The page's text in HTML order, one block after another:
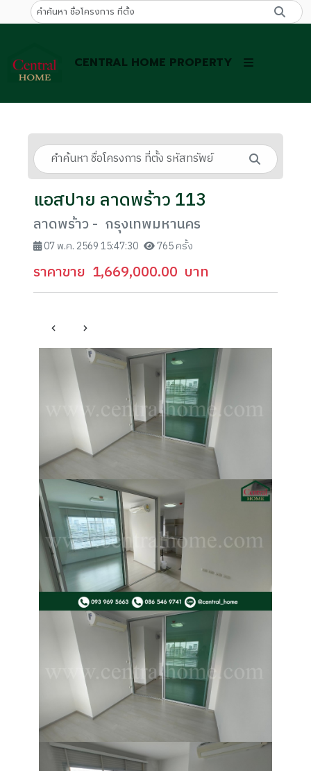
CENTRAL HOME PROPERTY
แอสปาย ลาดพร้าว 113
ลาดพร้าว - กรุงเทพมหานคร
07 พ.ค. 2569 15:47:30 765 ครั้ง
ราคาขาย 1,669,000.00 บาท